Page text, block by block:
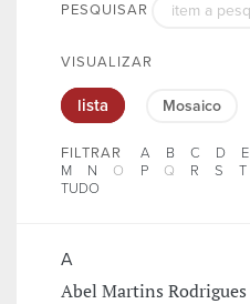
PESQUISAR
VISUALIZAR
lista Mosaico
FILTRAR A B C D E
M
N O P Q R S T
TUDO
A
Abel Martins Rodrigues